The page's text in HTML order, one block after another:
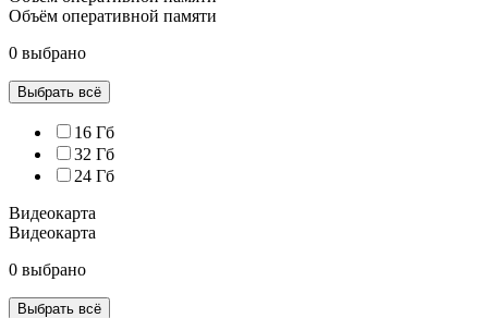
Объём оперативной памяти
0 выбрано
Выбрать всё
16 Гб
32 Гб
24 Гб
Видеокарта
Видеокарта
0 выбрано
Выбрать всё